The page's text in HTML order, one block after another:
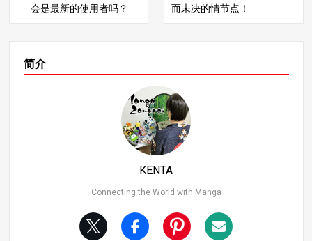
会是最新的使用者吗？
而未决的情节点！
简介
KENTA
Connecting the World with Manga